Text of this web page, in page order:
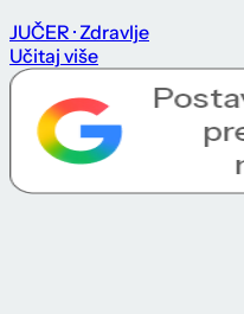
JUČER · Zdravlje
Učitaj više